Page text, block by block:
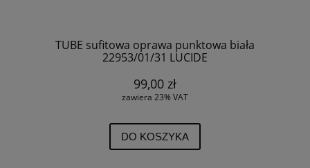
TUBE sufitowa oprawa punktowa biała
22953/01/31 LUCIDE
99,00 zł
zawiera 23% VAT
DO KOSZYKA